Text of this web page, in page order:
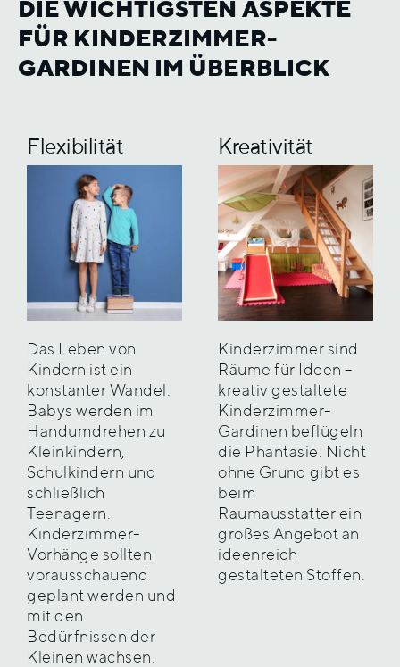
DIE WICHTIGSTEN ASPEKTE
FÜR KINDERZIMMER-
GARDINEN IM ÜBERBLICK
Flexibilität
Das Leben von
Kindern ist ein
konstanter Wandel.
Babys werden im
Handumdrehen zu
Kleinkindern,
Schulkindern und
schließlich
Teenagern.
Kinderzimmer-
Vorhänge sollten
vorausschauend
geplant werden und
mit den
Bedürfnissen der
Kleinen wachsen.
Kreativität
Kinderzimmer sind
Räume für Ideen –
kreativ gestaltete
Kinderzimmer-
Gardinen beflügeln
die Phantasie. Nicht
ohne Grund gibt es
beim
Raumausstatter ein
großes Angebot an
ideenreich
gestalteten Stoffen.